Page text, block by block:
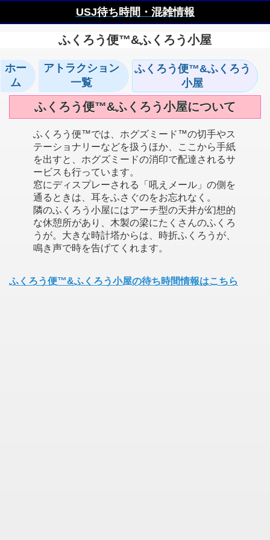
USJ待ち時間・混雑情報
ふくろう便™&ふくろう小屋
ホー
ム
アトラクション
一覧
ふくろう便™&ふくろう
小屋
ふくろう便™&ふくろう小屋について
ふくろう便™では、ホグズミード™の切手やス
テーショナリーなどを扱うほか、ここから手紙
を出すと、ホグズミードの消印で配達されるサ
ービスも行っています。
窓にディスプレーされる「吼えメール」の側を
通るときは、耳をふさぐのをお忘れなく。
隣のふくろう小屋にはアーチ型の天井が幻想的
な休憩所があり、木製の梁にたくさんのふくろ
うが。大きな時計塔からは、時折ふくろうが、
鳴き声で時を告げてくれます。
ふくろう便™&ふくろう小屋の待ち時間情報はこちら